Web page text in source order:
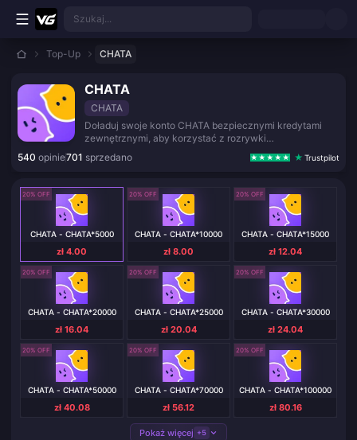
Przejdź do głównej treści
Szukaj...
Top-Up CHATA
CHATA
CHATA
Doładuj swoje konto CHATA bezpiecznymi kredytami
zewnętrznymi, aby korzystać z rozrywki
społecznościowej i funkcji czatu na żywo.
540 opinie701 sprzedano Trustpilot
20% OFF
CHATA - CHATA*5000
zł 4.00
20% OFF
CHATA - CHATA*10000
zł 8.00
20% OFF
CHATA - CHATA*15000
zł 12.04
20% OFF
CHATA - CHATA*20000
zł 16.04
20% OFF
CHATA - CHATA*25000
zł 20.04
20% OFF
CHATA - CHATA*30000
zł 24.04
20% OFF
CHATA - CHATA*50000
zł 40.08
20% OFF
CHATA - CHATA*70000
zł 56.12
20% OFF
CHATA - CHATA*100000
zł 80.16
Pokaż więcej +5